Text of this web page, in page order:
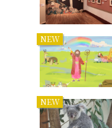
NEW
NEW